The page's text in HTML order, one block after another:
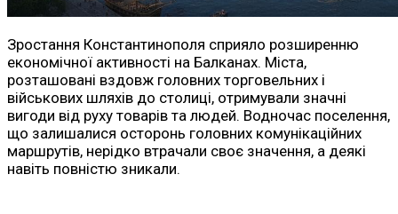
Зростання Константинополя сприяло розширенню
економічної активності на Балканах. Міста,
розташовані вздовж головних торговельних і
військових шляхів до столиці, отримували значні
вигоди від руху товарів та людей. Водночас поселення,
що залишалися осторонь головних комунікаційних
маршрутів, нерідко втрачали своє значення, а деякі
навіть повністю зникали.